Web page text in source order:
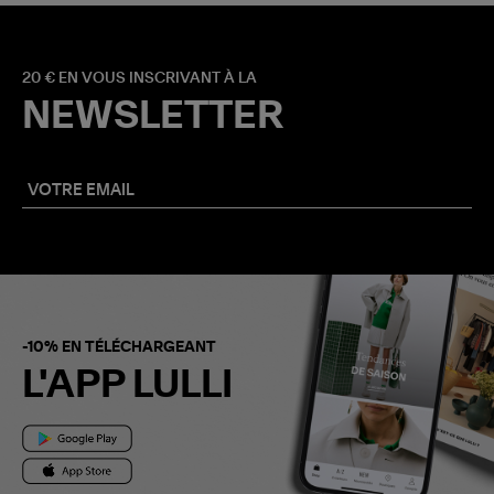
20 € EN VOUS INSCRIVANT À LA
NEWSLETTER
-10% EN TÉLÉCHARGEANT
L'APP LULLI